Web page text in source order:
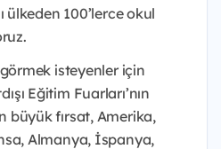
100’lerce okul
isteyenler için
Eğitim Fuarları’nın
büyük fırsat, Amerika,
Almanya, İspanya,